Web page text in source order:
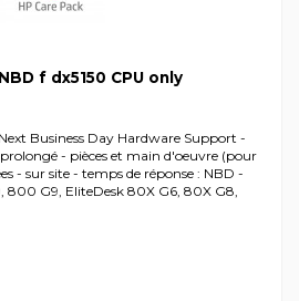
f dx5150 CPU only
Business Day Hardware Support -
- pièces et main d'oeuvre (pour
- sur site - temps de réponse : NBD -
800 G9, EliteDesk 80X G6, 80X G8,